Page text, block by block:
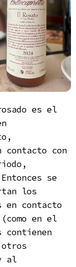
es el
contacto con
se
los
contacto
en el
al